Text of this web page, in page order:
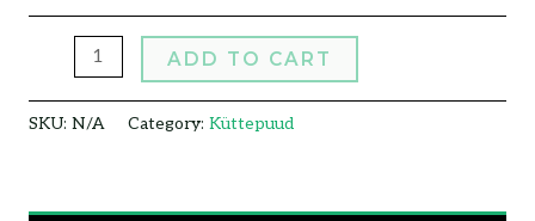
ADD TO CART
SKU: N/A Category: Küttepuud